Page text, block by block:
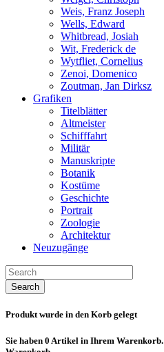
Weis, Franz Joseph
Wells, Edward
Whitbread, Josiah
Wit, Frederick de
Wytfliet, Cornelius
Zenoi, Domenico
Zoutman, Jan Dirksz
Grafiken
Titelblätter
Altmeister
Schifffahrt
Militär
Manuskripte
Botanik
Kostüme
Geschichte
Portrait
Zoologie
Architektur
Neuzugänge
Search
Produkt wurde in den Korb gelegt
Sie haben 0 Artikel in Ihrem Warenkorb.